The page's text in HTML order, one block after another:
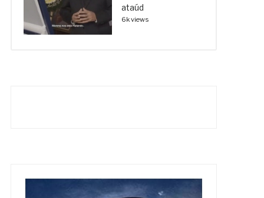
ataúd
6k views